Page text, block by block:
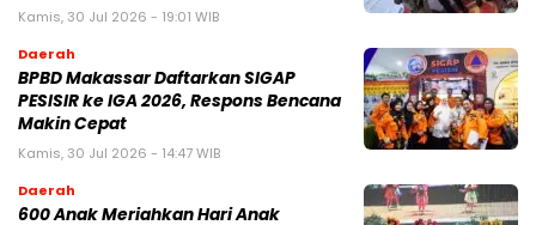
Kamis, 30 Jul 2026 - 19:01 WIB
Daerah
BPBD Makassar Daftarkan SIGAP
PESISIR ke IGA 2026, Respons Bencana
Makin Cepat
Kamis, 30 Jul 2026 - 14:47 WIB
Daerah
600 Anak Meriahkan Hari Anak